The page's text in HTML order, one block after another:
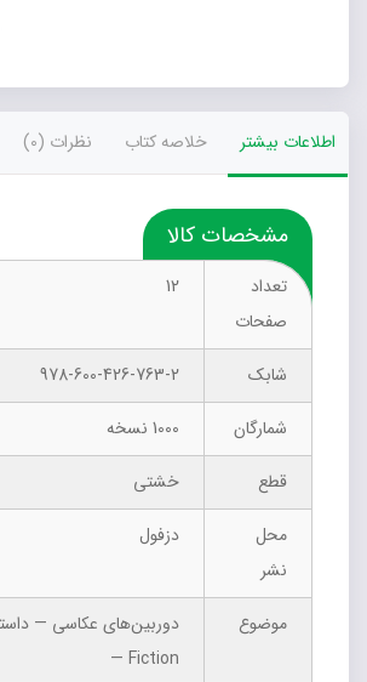
اطلاعات بیشتر خلاصه کتاب نظرات (0)
مشخصات کالا
تعداد
صفحات
12
شابک
978-600-426-763-2
شمارگان
1000 نسخه
قطع
خشتی
محل
نشر
دزفول
موضوع
— Fiction